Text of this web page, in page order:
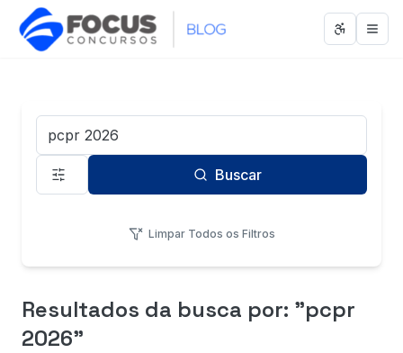
Abrir
Termo de Busca
Buscar
Limpar Todos os Filtros
Resultados da busca por: "pcpr
2026"